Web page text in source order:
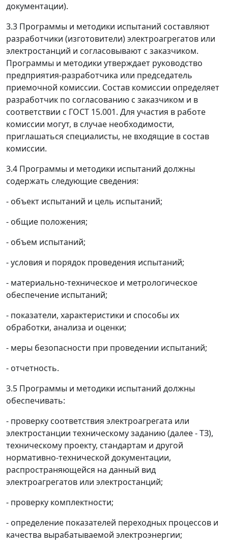
документации).
3.3 Программы и методики испытаний составляют
разработчики (изготовители) электроагрегатов или
электростанций и согласовывают с заказчиком.
Программы и методики утверждает руководство
предприятия-разработчика или председатель
приемочной комиссии. Состав комиссии определяет
разработчик по согласованию с заказчиком и в
соответствии с ГОСТ 15.001. Для участия в работе
комиссии могут, в случае необходимости,
приглашаться специалисты, не входящие в состав
комиссии.
3.4 Программы и методики испытаний должны
содержать следующие сведения:
- объект испытаний и цель испытаний;
- общие положения;
- объем испытаний;
- условия и порядок проведения испытаний;
- материально-техническое и метрологическое
обеспечение испытаний;
- показатели, характеристики и способы их
обработки, анализа и оценки;
- меры безопасности при проведении испытаний;
- отчетность.
3.5 Программы и методики испытаний должны
обеспечивать:
- проверку соответствия электроагрегата или
электростанции техническому заданию (далее - ТЗ),
техническому проекту, стандартам и другой
нормативно-технической документации,
распространяющейся на данный вид
электроагрегатов или электростанций;
- проверку комплектности;
- определение показателей переходных процессов и
качества вырабатываемой электроэнергии;